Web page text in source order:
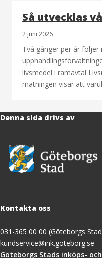
Så utvecklas
2 juni 2026
Två gånger per år följer
livsmedel i ramavtal
mätningen visar att
Denna sida drivs av
Kontakta oss
031-365 00 00 (Göteborgs
kundservice@ink.goteborg.se
Göteborgs Stads inköps-